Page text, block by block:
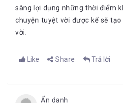
sàng lợi dụng những thời điểm
chuyện tuyệt vời được kể sẽ
vời.
Like Share Trả lời
Ẩn danh